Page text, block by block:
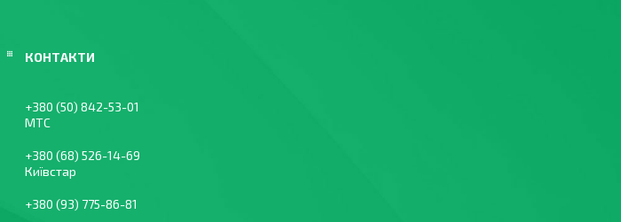
+380 (50) 842-53-01
МТС
+380 (68) 526-14-69
Київстар
+380 (93) 775-86-81